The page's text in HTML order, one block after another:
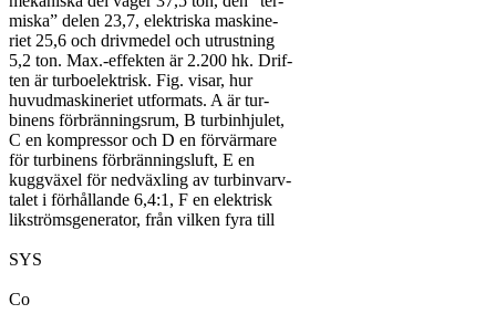
miska” delen 23,7, elektriska maskine-
riet 25,6 och drivmedel och utrustning
5,2 ton. Max.-effekten är 2.200 hk. Drif-
ten är turboelektrisk. Fig. visar, hur
huvudmaskineriet utformats. A är tur-
binens förbränningsrum, B turbinhjulet,
C en kompressor och D en förvärmare
för turbinens förbränningsluft, E en
kuggväxel för nedväxling av turbinvarv-
talet i förhållande 6,4:1, F en elektrisk
likströmsgenerator, från vilken fyra till
SYS
Co